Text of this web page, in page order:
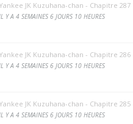
Yankee JK Kuzuhana-chan - Chapitre 287
Y A 4 SEMAINES 6 JOURS 10 HEURES
Yankee JK Kuzuhana-chan - Chapitre 286
Y A 4 SEMAINES 6 JOURS 10 HEURES
Yankee JK Kuzuhana-chan - Chapitre 285
Y A 4 SEMAINES 6 JOURS 10 HEURES